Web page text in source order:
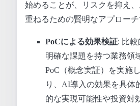
始めることが、リスクを抑え
重ねるための賢明なアプローチ
PoCによる効果検証: 比較
明確な課題を持つ業務領
PoC（概念実証）を実施
り、AI導入の効果を具体
的な実現可能性や投資対